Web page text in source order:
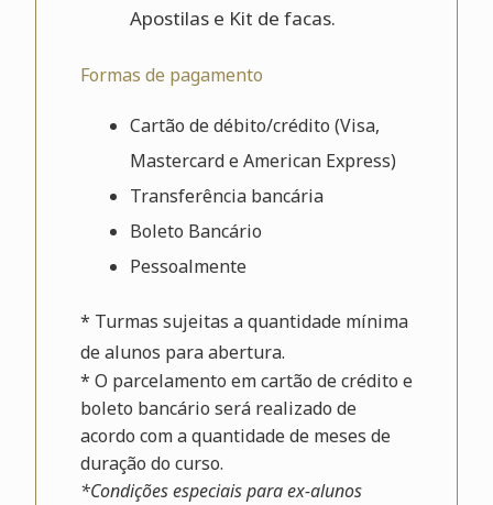
Apostilas e Kit de facas.
Formas de pagamento
Cartão de débito/crédito (Visa,
Mastercard e American Express)
Transferência bancária
Boleto Bancário
Pessoalmente
* Turmas sujeitas a quantidade mínima
de alunos para abertura.
* O parcelamento em cartão de crédito e
boleto bancário será realizado de
acordo com a quantidade de meses de
duração do curso.
*Condições especiais para ex-alunos